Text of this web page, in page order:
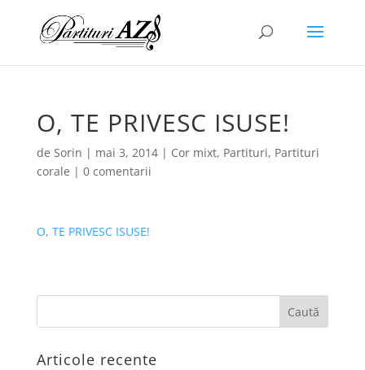
O, TE PRIVESC ISUSE!
de Sorin | mai 3, 2014| Cor mixt, Partituri, Partituri
corale | 0 comentarii
O, TE PRIVESC ISUSE!
Articole recente